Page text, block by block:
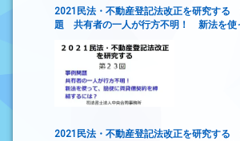
2021民法・不動産登記法改正を研究す
題 共有者の一人が行方不明！ 新法を使
2021民法・不動産登記法改正を研究す